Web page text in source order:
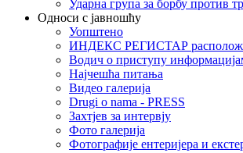
Ударна група за борбу против
Односи с јавношћу
Уопштено
ИНДЕКС РЕГИСТАР
Водич о приступу
Најчешћа питања
Видео галерија
Drugi o nama - PRESS
Захтјев за интервју
Фото галерија
Фотографије ентеријера и